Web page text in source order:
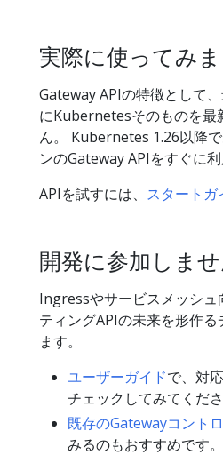
実際に使ってみ
Gateway APIの特徴として
にKubernetesそのものを最
ん。 Kubernetes 1.26以降
ンのGateway APIをすぐに利
APIを試すには、 スタートガ
開発に参加しま
Ingressやサービスメッシ
ティングAPIの未来を形作
ます。
ユーザーガイドで、対
チェックしてみてくださ
既存のGatewayコント
みるのもおすすめです。